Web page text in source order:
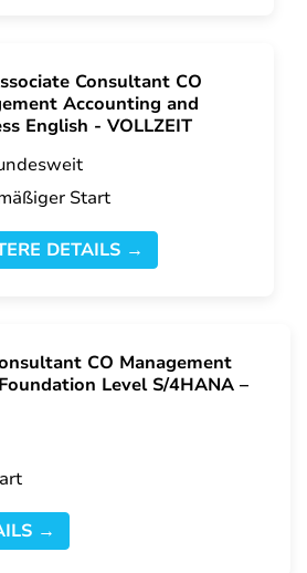
Consultant CO
Accounting and
English - VOLLZEIT
Start
DETAILS →
CO Management
Level S/4HANA –
→